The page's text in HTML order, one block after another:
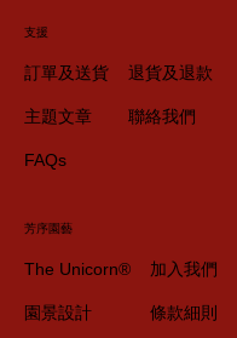
支援
訂單及送貨
主題文章
FAQs
退貨及退款
聯絡我們
芳序園藝
The Unicorn®
園景設計
加入我們
條款細則